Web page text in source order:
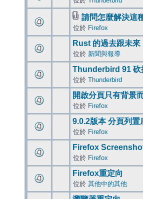
請問怎麼解決這
位於 Firefox
Rust 的過去跟未來
位於 新聞與報導
Thunderbird 91 砍
位於 Thunderbird
開啟分頁只有背景
位於 Firefox
9.0.2版本 分頁列
位於 Firefox
Firefox
位於 Firefox
Firefox重定向
位於 其他中的其他